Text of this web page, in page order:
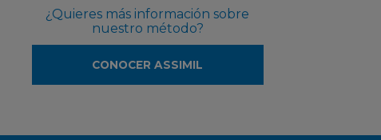
¿Quieres más información sobre
nuestro método?
CONOCER ASSIMIL